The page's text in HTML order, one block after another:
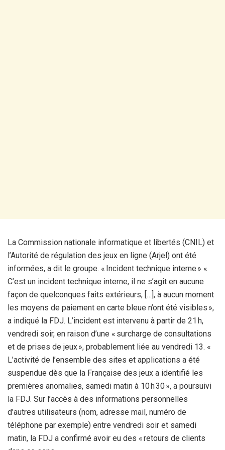
La Commission nationale informatique et libertés (CNIL) et
l’Autorité de régulation des jeux en ligne (Arjel) ont été
informées, a dit le groupe. « Incident technique interne » «
C’est un incident technique interne, il ne s’agit en aucune
façon de quelconques faits extérieurs, […], à aucun moment
les moyens de paiement en carte bleue n’ont été visibles »,
a indiqué la FDJ. L’incident est intervenu à partir de 21 h,
vendredi soir, en raison d’une « surcharge de consultations
et de prises de jeux », probablement liée au vendredi 13. «
L’activité de l’ensemble des sites et applications a été
suspendue dès que la Française des jeux a identifié les
premières anomalies, samedi matin à 10 h 30 », a poursuivi
la FDJ. Sur l’accès à des informations personnelles
d’autres utilisateurs (nom, adresse mail, numéro de
téléphone par exemple) entre vendredi soir et samedi
matin, la FDJ a confirmé avoir eu des « retours de clients